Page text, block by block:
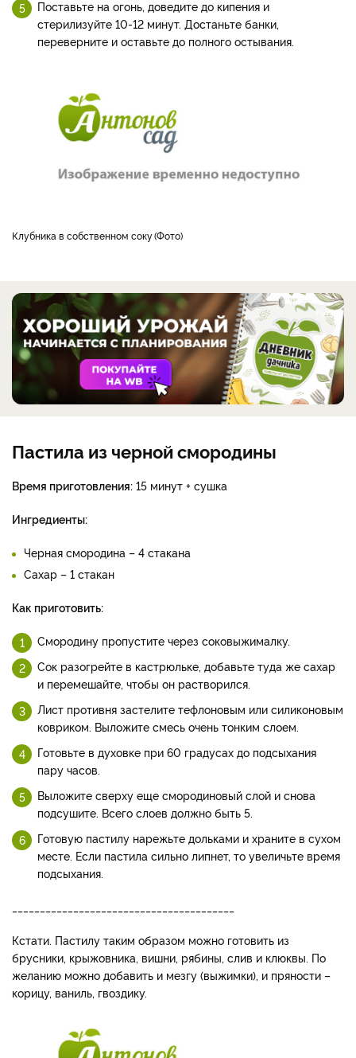
Поставьте на огонь, доведите до кипения и
стерилизуйте 10-12 минут. Достаньте банки,
переверните и оставьте до полного остывания.
Клубника в собственном соку Фото
Пастила из черной смородины
Время приготовления: 15 минут + сушка
Ингредиенты:
Черная смородина – 4 стакана
Сахар – 1 стакан
Как приготовить:
Смородину пропустите через соковыжималку.
Сок разогрейте в кастрюльке, добавьте туда же сахар
и перемешайте, чтобы он растворился.
Лист противня застелите тефлоновым или силиконовым
ковриком. Выложите смесь очень тонким слоем.
Готовьте в духовке при 60 градусах до подсыхания
пару часов.
Выложите сверху еще смородиновый слой и снова
подсушите. Всего слоев должно быть 5.
Готовую пастилу нарежьте дольками и храните в сухом
месте. Если пастила сильно липнет, то увеличьте время
подсыхания.
Кстати. Пастилу таким образом можно готовить из
брусники, крыжовника, вишни, рябины, слив и клюквы. По
желанию можно добавить и мезгу (выжимки), и пряности –
корицу, ваниль, гвоздику.